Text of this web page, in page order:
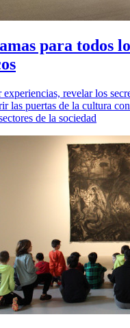
para todos
revelar los
las puertas de la cultura
de la sociedad